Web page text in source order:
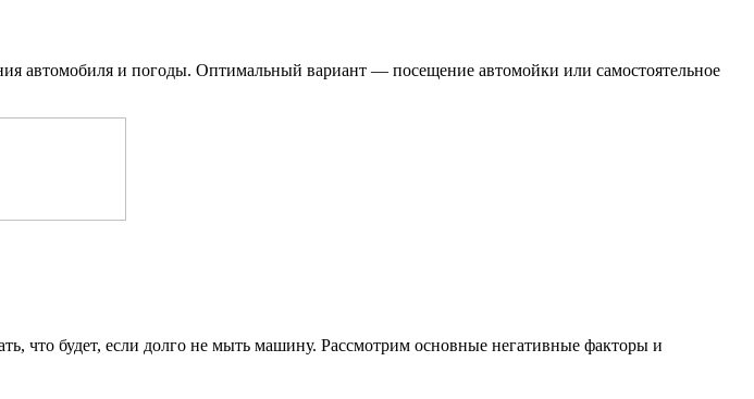
автомобиля и погоды. Оптимальный вариант — посещение автомойки или самостоятельное
что будет, если долго не мыть машину. Рассмотрим основные негативные факторы и